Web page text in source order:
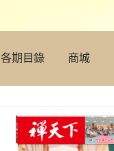
各期目錄 商城